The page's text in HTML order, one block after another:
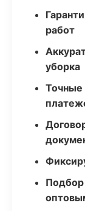
работ
уборка
Точные
Подбор